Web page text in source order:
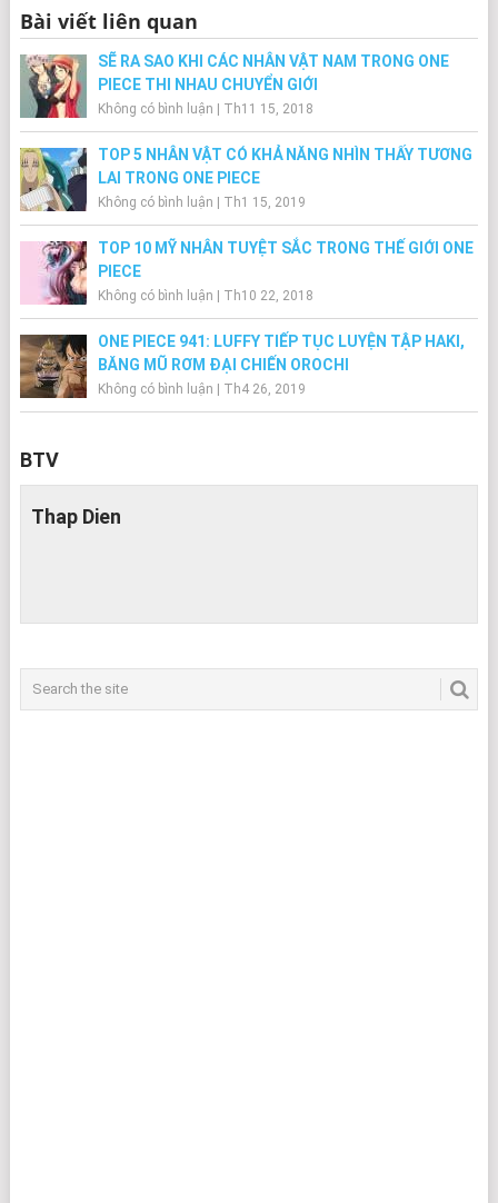
Bài viết liên quan
SẼ RA SAO KHI CÁC NHÂN VẬT NAM TRONG ONE
PIECE THI NHAU CHUYỂN GIỚI
Không có bình luận Th11 15, 2018
TOP 5 NHÂN VẬT CÓ KHẢ NĂNG NHÌN THẤY TƯƠNG
LAI TRONG ONE PIECE
Không có bình luận Th1 15, 2019
TOP 10 MỸ NHÂN TUYỆT SẮC TRONG THẾ GIỚI ONE
PIECE
Không có bình luận Th10 22, 2018
ONE PIECE 941: LUFFY TIẾP TỤC LUYỆN TẬP HAKI,
BĂNG MŨ RƠM ĐẠI CHIẾN OROCHI
Không có bình luận Th4 26, 2019
BTV
Thap Dien